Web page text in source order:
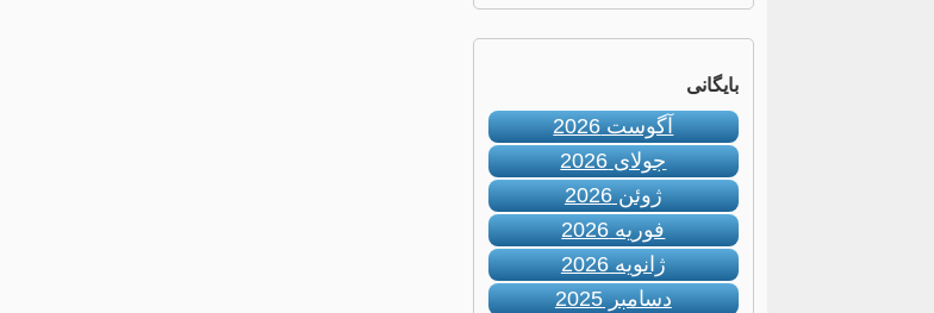
بایگانی
آگوست 2026
جولای 2026
ژوئن 2026
فوریه 2026
ژانویه 2026
دسامبر 2025